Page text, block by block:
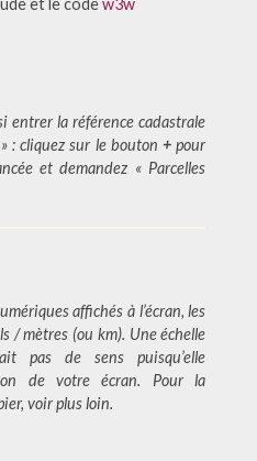
et le codew3w
entrer la référence cadastrale
: cliquez sur le bouton+ pour
et demandez « Parcelles
affichés à l’écran, les
/ mètres (ou km). Une échelle
pas de sens puisqu’elle
de votre écran. Pour la
voir plus loin.